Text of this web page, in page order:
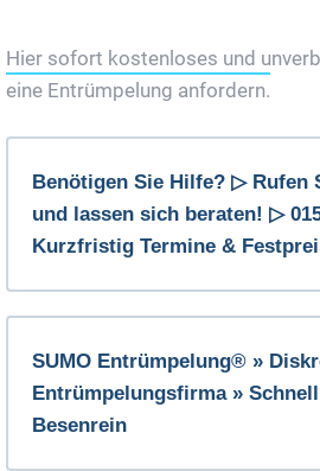
Hier sofort kostenloses und
eine Entrümpelung anfordern.
Benötigen Sie Hilfe? ▷ Rufen
und lassen sich beraten! ▷
Kurzfristig Termine &
SUMO Entrümpelung® »
Entrümpelungsfirma »
Besenrein